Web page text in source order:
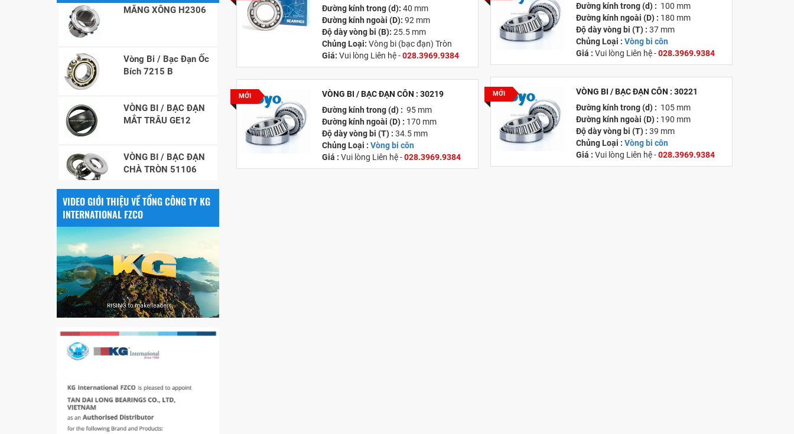
Đường kính trong (d): 40 mm
Đường kính ngoài (D): 92 mm
Độ dày vòng bi (B): 25.5 mm
Chủng Loại:Vòng bi (bạc đạn) Tròn
Giá: Vui lòng Liên hệ -028.3969.9384
Email:info@tandailongbearings.com.vn
Xuất xứ:Nhật Bản
MỚI
VÒNG BI / BẠC ĐẠN CÔN : 30219
Đường kính trong (d) : 95 mm
Đường kính ngoài (D) : 170 mm
Độ dày vòng bi (T) : 34.5 mm
Chủng Loại :Vòng bi côn
Giá : Vui lòng Liên hệ -028.3969.9384
Email :info@tandailongbearings.com.vn
Đường kính trong (d) : 100 mm
Đường kính ngoài (D) : 180 mm
Độ dày vòng bi (T) : 37 mm
Chủng Loại :Vòng bi côn
Giá : Vui lòng Liên hệ -028.3969.9384
Email :info@tandailongbearings.com.vn
Xuất xứ :Nhật Bản
MỚI
VÒNG BI / BẠC ĐẠN CÔN : 30221
Đường kính trong (d) : 105 mm
Đường kính ngoài (D) : 190 mm
Độ dày vòng bi (T) : 39 mm
Chủng Loại :Vòng bi côn
Giá : Vui lòng Liên hệ -028.3969.9384
Email :info@tandailongbearings.com.vn
Vòng Bi / Bạc Đạn Ốc
Bích 7215 B
VÒNG BI / BẠC ĐẠN
MẮT TRÂU GE12
VÒNG BI / BẠC ĐẠN
CHÀ TRÒN 51106
VÒNG BI / BẠC ĐẠN
NHÀO CÀ NA 24134
Vòng bi / Bạc đạn
tròn : 698
VÒNG BI PHS20
5200
VÒNG BI / BẠC ĐẠN
CHÀ TRÒN 51105
VIDEO GIỚI THIỆU VỀ TỔNG CÔNG TY KG
INTERNATIONAL FZCO